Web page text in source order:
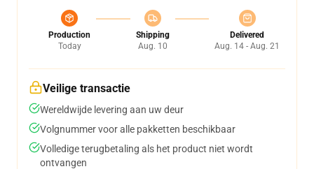
Production
Today
Shipping
Aug. 10
Delivered
Aug. 14 - Aug. 21
Veilige transactie
Wereldwijde levering aan uw deur
Volgnummer voor alle pakketten beschikbaar
Volledige terugbetaling als het product niet wordt
ontvangen